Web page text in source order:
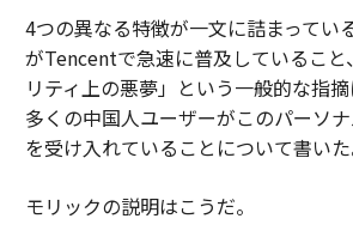
4つの異なる特徴が一文に詰まってい
がTencentで急速に普及していること
リティ上の悪夢」という一般的な指摘
多くの中国人ユーザーがこのパーソ
を受け入れていることについて書いた
モリックの説明はこうだ。